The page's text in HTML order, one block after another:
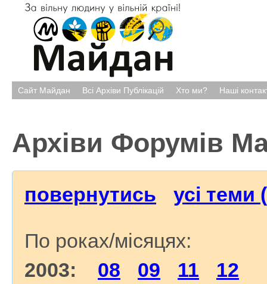
Сайт Майдан Всі Архіви Публікацій Хто ми? Наші
Архіви Форумів
повернутись усі теми
По роках/місяцях:
2003: 08 09 11
12